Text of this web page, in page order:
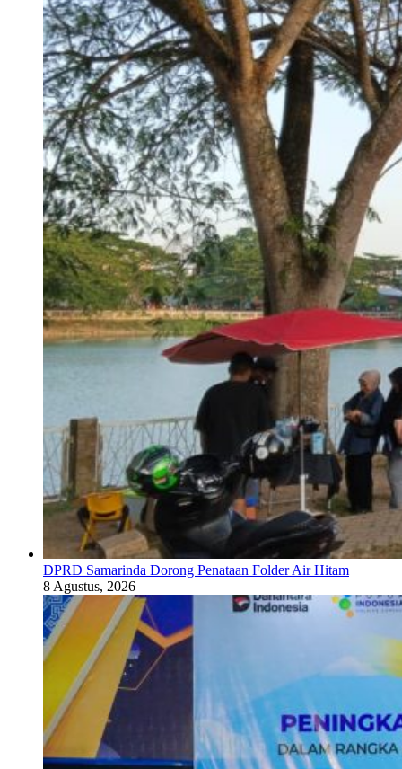
DPRD Samarinda Dorong Penataan Folder Air Hitam
8 Agustus, 2026